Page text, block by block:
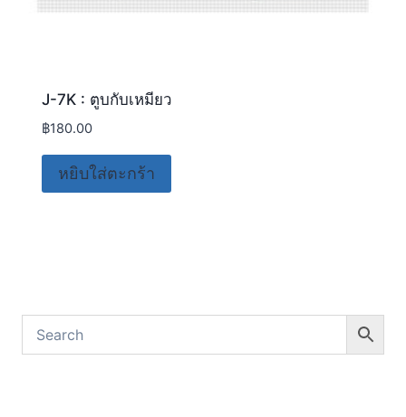
J-7K : ตูบกับเหมียว
฿180.00
หยิบใส่ตะกร้า